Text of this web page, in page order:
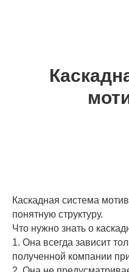
Каскадная система
понятную структуру.
Что нужно знать о
1. Она всегда зависит
полученной компании